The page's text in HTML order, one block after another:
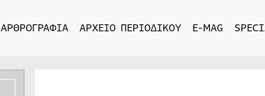
ΑΡΘΡΟΓΡΑΦΙΑ ΑΡΧΕΙΟ ΠΕΡΙΟΔΙΚΟΥ E-MAG